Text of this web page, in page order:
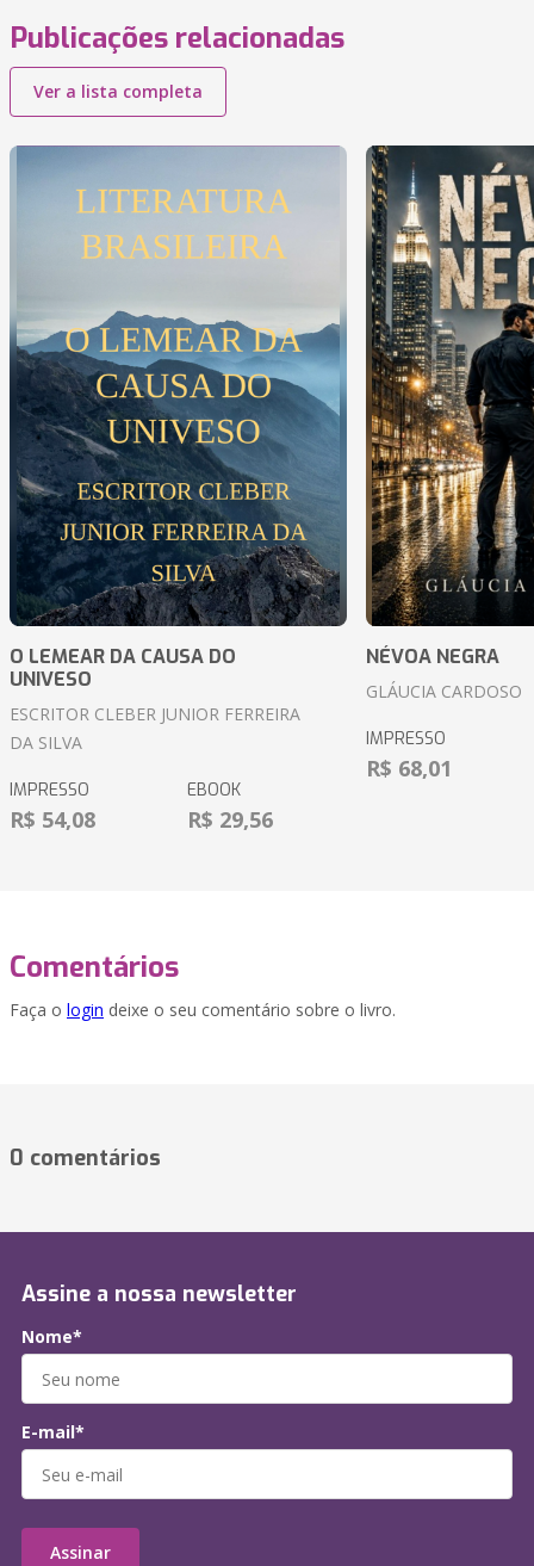
Publicações relacionadas
Ver a lista completa
O LEMEAR DA CAUSA DO
UNIVESO
ESCRITOR CLEBER JUNIOR FERREIRA
DA SILVA
IMPRESSO
R$ 54,08
EBOOK
R$ 29,56
NÉVOA NEGRA
GLÁUCIA CARDOSO
IMPRESSO
R$ 68,01
Comentários
Faça o login deixe o seu comentário sobre o livro.
0 comentários
Assine a nossa newsletter
Nome*
E-mail*
Assinar